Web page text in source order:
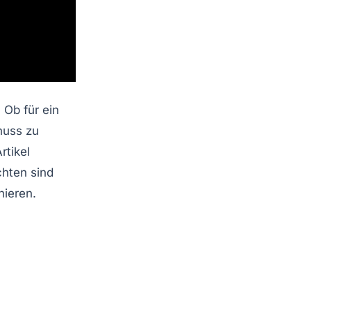
Ob für ein
zu
sind